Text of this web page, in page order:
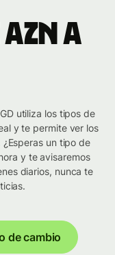
a
utiliza los tipos de
y te permite ver los
un tipo de
y te avisaremos
diarios, nunca te
de cambio